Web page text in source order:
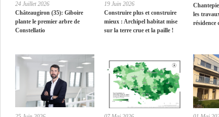
24 Juillet 2026
Châteaugiron (35): Giboire
plante le premier arbre de
Constellatio
19 Juin 2026
Construire plus et construire
mieux : Archipel habitat mise
sur la terre crue et la paille !
les
résidence